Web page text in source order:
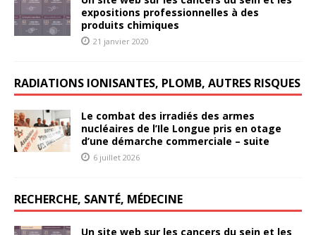
expositions professionnelles à des
produits chimiques
21 janvier 2020
RADIATIONS IONISANTES, PLOMB, AUTRES RISQUES
Le combat des irradiés des armes
nucléaires de l’Ile Longue pris en otage
d’une démarche commerciale – suite
6 juillet 2026
RECHERCHE, SANTÉ, MÉDECINE
Un site web sur les cancers du sein et les